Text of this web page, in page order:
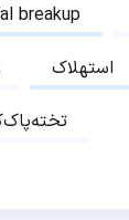
breakup
استهلاک